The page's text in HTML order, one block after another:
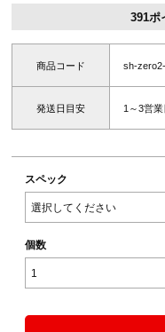
391ポ
商品コード sh-zero2-
発送日目安 1～3営業
スペック
個数